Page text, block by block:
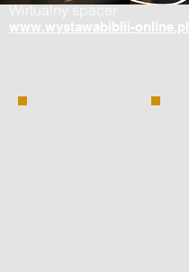
Wirtualny spacer
www.wystawabiblii-online.pl